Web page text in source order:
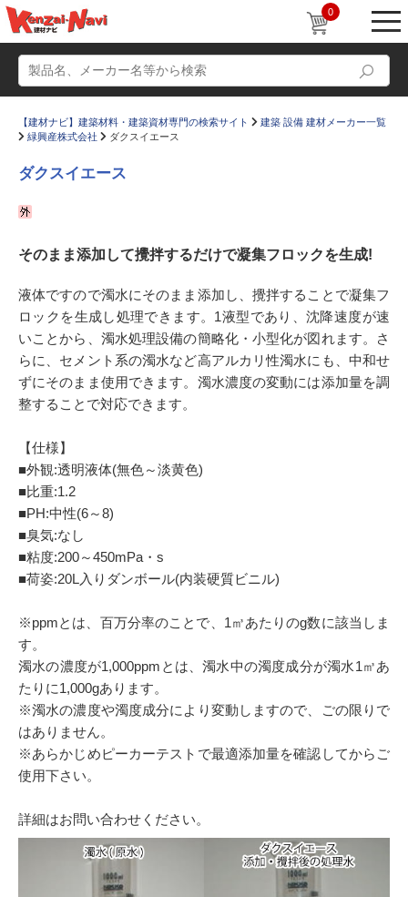
0
かたなび コラム
すまいリング 設計士インタビュー
Q＆A 販売・施工代理店募集
お気に入り
【建材ナビ】建築材料・建築資材専門の検索サイト
建築 設備 建材メーカー一覧
緑興産株式会社
ダクスイエース
ダクスイエース
そのまま添加して攪拌するだけで凝集フロックを生成!
液体ですので濁水にそのまま添加し、攪拌することで凝集フ
ロックを生成し処理できます。1液型であり、沈降速度が速
いことから、濁水処理設備の簡略化・小型化が図れます。さ
らに、セメント系の濁水など高アルカリ性濁水にも、中和せ
ずにそのまま使用できます。濁水濃度の変動には添加量を調
整することで対応できます。
【仕様】
■外観:透明液体(無色～淡黄色)
■比重:1.2
■PH:中性(6～8)
■臭気:なし
■粘度:200～450mPa・s
■荷姿:20L入りダンボール(内装硬質ビニル)
※ppmとは、百万分率のことで、1㎥あたりのg数に該当しま
す。
濁水の濃度が1,000ppmとは、濁水中の濁度成分が濁水1㎥あ
たりに1,000gあります。
※濁水の濃度や濁度成分により変動しますので、ごの限りで
はありません。
※あらかじめピーカーテストで最適添加量を確認してからご
使用下さい。
詳細はお問い合わせください。